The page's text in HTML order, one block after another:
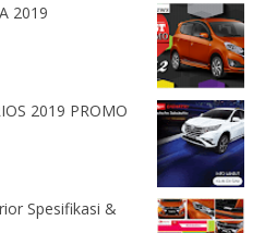
2019
2019 PROMO
Spesifikasi &